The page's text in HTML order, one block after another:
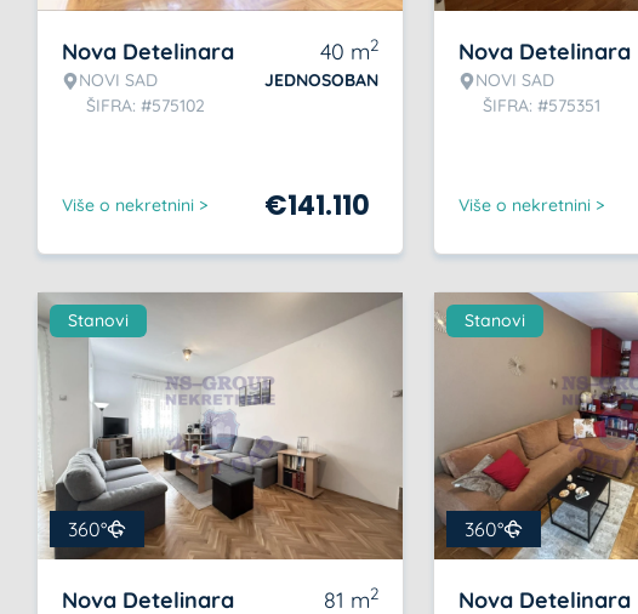
Nova Detelinara
NOVI SAD
ŠIFRA: #575102
40 m2
JEDNOSOBAN
Više o nekretnini > €141.110
Nova Detelinara
NOVI SAD
ŠIFRA: #575351
Više o nekretnini >
Stanovi
360°
Nova Detelinara 81 m2
Stanovi
360°
Nova Detelinara